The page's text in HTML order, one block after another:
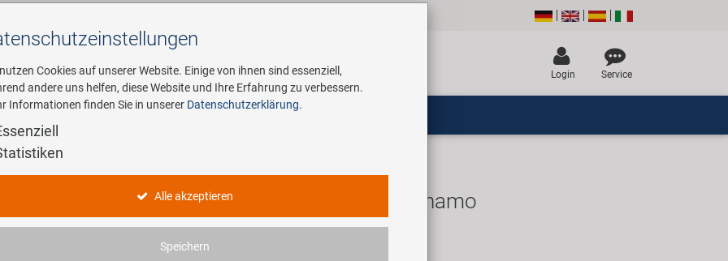
Suchen
Login Service
ANLUN Nabendynamo
Cookies auf unserer Website. Einige von ihnen sind essenziell,
andere uns helfen, diese Website und Ihre Erfahrung zu verbessern.
Informationen finden Sie in unserer Datenschutzerklärung.
Alle akzeptieren
Speichern